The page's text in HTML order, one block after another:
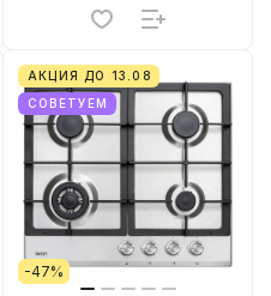
АКЦИЯ ДО 13.08
СОВЕТУЕМ
-47%